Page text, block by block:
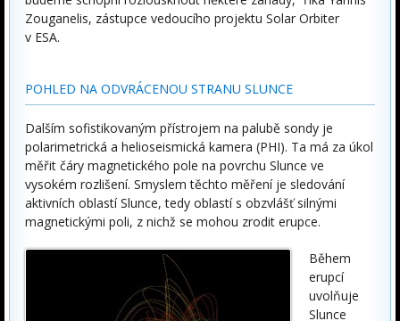
Zouganelis, zástupce vedoucího projektu Solar Orbiter
v ESA.
POHLED NA ODVRÁCENOU STRANU SLUNCE
Dalším sofistikovaným přístrojem na palubě sondy je
polarimetrická a helioseismická kamera (PHI). Ta má za úkol
měřit čáry magnetického pole na povrchu Slunce ve
vysokém rozlišení. Smyslem těchto měření je sledování
aktivních oblastí Slunce, tedy oblastí s obzvlášť silnými
magnetickými poli, z nichž se mohou zrodit erupce.
Během
erupcí
uvolňuje
Slunce